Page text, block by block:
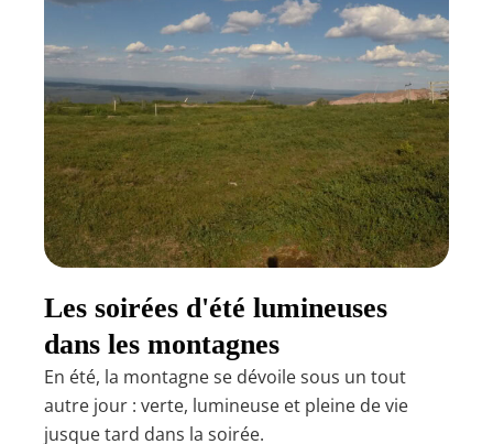
Les soirées d'été lumineuses
dans les montagnes
En été, la montagne se dévoile sous un tout
autre jour : verte, lumineuse et pleine de vie
jusque tard dans la soirée.